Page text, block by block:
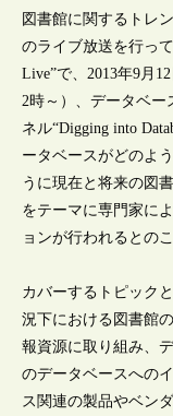
図書館に関するトレ
のライブ放送を行っ
Live”で、2013年9月
2時～）、データベ
ネル“Digging into
ータベースがどのよ
うに現在と将来の図
をテーマに専門家に
ョンが行われるとのこ
カバーするトピック
況下における図書館
報資源に取り組み、
のデータベースへの
ス関連の製品やベン